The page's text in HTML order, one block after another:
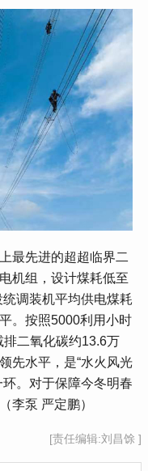
先进的超超临界二
机组，设计煤耗低至
调装机平均供电煤耗
。按照5000利用小时
二氧化碳约13.6万
先水平，是“水火风光
。对于保障今冬明春
李泵 严定鹏）
[责任编辑:刘昌馀 ]